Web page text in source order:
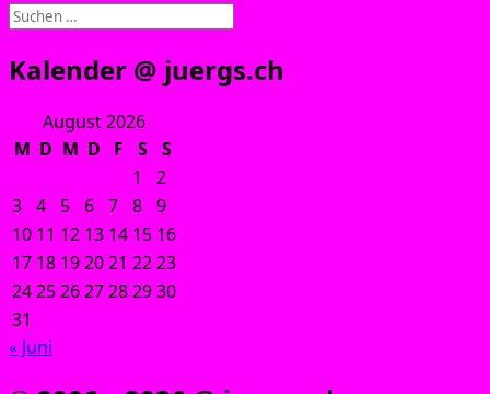
Suchen
Kalender @ juergs.ch
August 2026
M D M D F S
S
1
2
3 4 5 6 7 8 9
10 11 12 13 14 15 16
17 18 192021 2223
24252627282930
31
« Juni